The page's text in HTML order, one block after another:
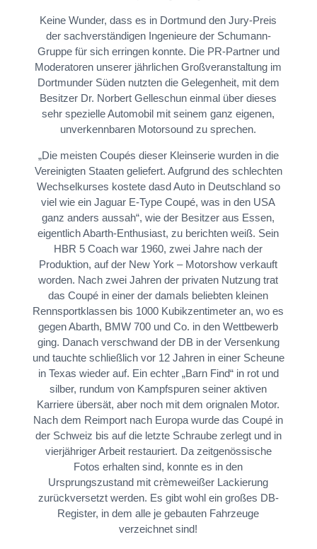
Keine Wunder, dass es in Dortmund den Jury-Preis
der sachverständigen Ingenieure der Schumann-
Gruppe für sich erringen konnte. Die PR-Partner und
Moderatoren unserer jährlichen Großveranstaltung im
Dortmunder Süden nutzten die Gelegenheit, mit dem
Besitzer Dr. Norbert Gelleschun einmal über dieses
sehr spezielle Automobil mit seinem ganz eigenen,
unverkennbaren Motorsound zu sprechen.
„Die meisten Coupés dieser Kleinserie wurden in die
Vereinigten Staaten geliefert. Aufgrund des schlechten
Wechselkurses kostete dasd Auto in Deutschland so
viel wie ein Jaguar E-Type Coupé, was in den USA
ganz anders aussah“, wie der Besitzer aus Essen,
eigentlich Abarth-Enthusiast, zu berichten weiß. Sein
HBR 5 Coach war 1960, zwei Jahre nach der
Produktion, auf der New York – Motorshow verkauft
worden. Nach zwei Jahren der privaten Nutzung trat
das Coupé in einer der damals beliebten kleinen
Rennsportklassen bis 1000 Kubikzentimeter an, wo es
gegen Abarth, BMW 700 und Co. in den Wettbewerb
ging. Danach verschwand der DB in der Versenkung
und tauchte schließlich vor 12 Jahren in einer Scheune
in Texas wieder auf. Ein echter „Barn Find“ in rot und
silber, rundum von Kampfspuren seiner aktiven
Karriere übersät, aber noch mit dem orignalen Motor.
Nach dem Reimport nach Europa wurde das Coupé in
der Schweiz bis auf die letzte Schraube zerlegt und in
vierjähriger Arbeit restauriert. Da zeitgenössische
Fotos erhalten sind, konnte es in den
Ursprungszustand mit crèmeweißer Lackierung
zurückversetzt werden. Es gibt wohl ein großes DB-
Register, in dem alle je gebauten Fahrzeuge
verzeichnet sind!